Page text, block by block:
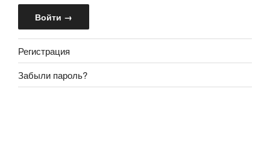
Регистрация
Забыли пароль?